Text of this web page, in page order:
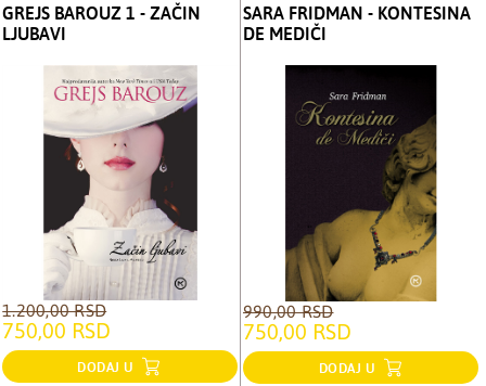
GREJS BAROUZ 1 - ZAČIN
LJUBAVI
1.200,00 RSD
750,00 RSD
DODAJ U
SARA FRIDMAN - KONTESINA
DE MEDIČI
990,00 RSD
750,00 RSD
DODAJ U